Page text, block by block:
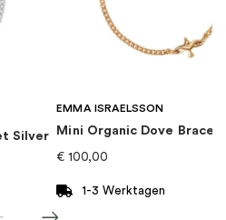
Club
Sabo
Silver
EMMA ISRAELSSON
Mini Organic Dove
€ 100,00
1-3 Werktagen